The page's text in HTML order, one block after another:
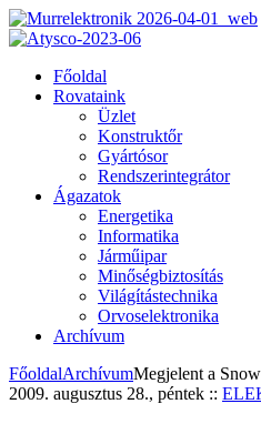
Főoldal
Rovataink
Üzlet
Konstruktőr
Gyártósor
Rendszerintegrátor
Ágazatok
Energetika
Informatika
Járműipar
Minőségbiztosítás
Világítástechnika
Orvoselektronika
Archívum
FőoldalArchívumMegjelent a
2009. augusztus 28., péntek ::